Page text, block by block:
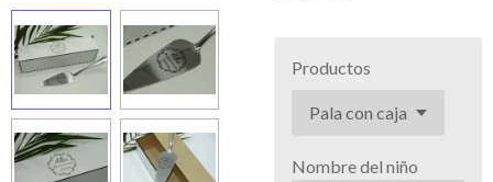
Productos
Nombre del niño